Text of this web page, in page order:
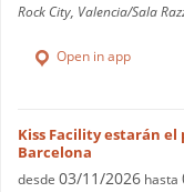
Rock City, Valencia/Sala
Open in app
Kiss Facility estarán
Barcelona
desde 03/11/2026 hasta